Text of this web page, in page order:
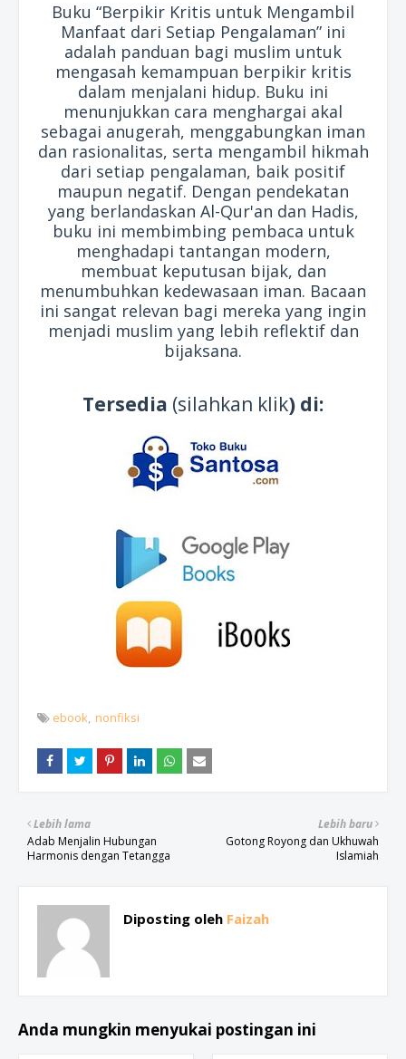
Buku “Berpikir Kritis untuk Mengambil
Manfaat dari Setiap Pengalaman” ini
adalah panduan bagi muslim untuk
mengasah kemampuan berpikir kritis
dalam menjalani hidup. Buku ini
menunjukkan cara menghargai akal
sebagai anugerah, menggabungkan iman
dan rasionalitas, serta mengambil hikmah
dari setiap pengalaman, baik positif
maupun negatif. Dengan pendekatan
yang berlandaskan Al-Qur'an dan Hadis,
buku ini membimbing pembaca untuk
menghadapi tantangan modern,
membuat keputusan bijak, dan
menumbuhkan kedewasaan iman. Bacaan
ini sangat relevan bagi mereka yang ingin
menjadi muslim yang lebih reflektif dan
bijaksana.
Tersedia (silahkan klik) di:
ebook nonfiksi
Lebih baru
Gotong Royong dan Ukhuwah
Islamiah
Lebih lama
Adab Menjalin Hubungan
Harmonis dengan Tetangga
Diposting oleh Faizah
Anda mungkin menyukai postingan ini